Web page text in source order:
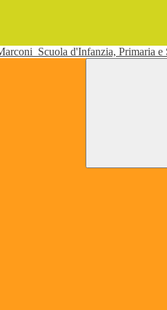
Scuola d'Infanzia, Primaria